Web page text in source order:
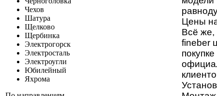
Чехов
Шатура
Щелково
Щербинка
Электрогорск
Электросталь
Электроугли
Юбилейный
Яхрома
Цены
Всё же,
fineber